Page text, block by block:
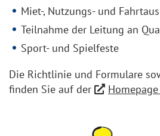
Miet-, Nutzungs- und
Teilnahme der Leitung an
Sport- und Spielfeste
Die Richtlinie und Formulare
finden Sie auf der